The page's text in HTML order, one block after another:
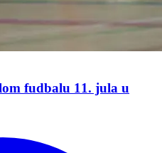
fudbalu 11. jula u